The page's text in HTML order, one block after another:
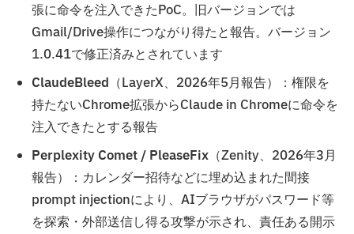
張に命令を注入できたPoC。旧バージョンでは
Gmail/Drive操作につながり得たと報告。バージョン
1.0.41で修正済みとされています
ClaudeBleed （LayerX、2026年5月報告）：権限を
持たないChrome拡張からClaude in Chromeに命令を
注入できたとする報告
Perplexity Comet / PleaseFix （Zenity、2026年3月
報告）：カレンダー招待などに埋め込まれた間接
prompt injectionにより、AIブラウザがパスワード等
を探索・外部送信し得る攻撃が示され、責任ある開示